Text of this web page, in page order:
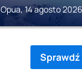
Opua, 14 agosto